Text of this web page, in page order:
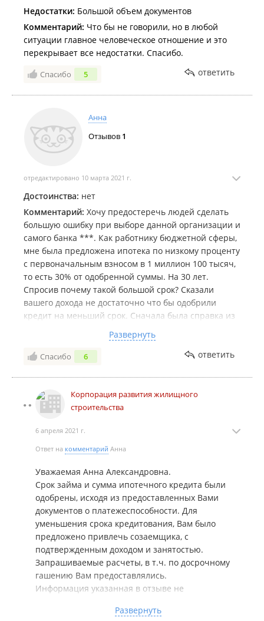
Недостатки: Большой объем документов
Комментарий: Что бы не говорили, но в любой
ситуации главное человеческое отношение и это
перекрывает все недостатки. Спасибо.
Спасибо 5 ответить
Анна
Отзывов 1
отредактировано 10 марта 2021 г.
Достоинства: нет
Комментарий: Хочу предостеречь людей сделать
большую ошибку при выборе данной организации и
самого банка ***. Как работнику бюджетной сферы,
мне была предложена ипотека по низкому проценту
с первоначальным взносом в 1 миллион 100 тысяч,
то есть 30% от одобренной суммы. На 30 лет.
Спросив почему такой большой срок? Сказали
вашего дохода не достаточно что бы одобрили
кредит на меньший срок. Сначала была справка из
примерно на 10 тысяч больше, и средняя
ежемесячная зп около 55 тысяч, но расчёт по
на 30 лет! Позвонив в КРЖС и *** спросив на
сколько может уменьшится срок кредита при
внесении определëнной суммы, сказав даже год и
Сказали что у них программа не рассчитывает срок
уменьшения кредита. То есть одобренный кредит,
сумму первоначального взноса, ежемясячный
платëж, и самое главное самый максимальный срок
их программа рассчитывает! А на сколько
уменьшится срок кредита при досрочном платеже
нет! Возмущению моему нет предела. Хочу
предостеречь людей, особенно кто трудится в
бюджетной сфере и в гос учреждениях. Не ведитесь
на эти две компании! Не ведитесь на эти низкие
проценты! Они не оплатой возьмут, так
максимальным сроком! Да ещё и замучаетесь
вносить досрочные платежи что бы снизить срок
выплату ипотеки только с гос поддержкой.
Развернуть
Спасибо 6 ответить
Корпорация развития жилищного
строительства
6 апреля 2021 г.
Ответ на комментарий Анна
Уважаемая Анна Александровна.
Срок займа и сумма ипотечного кредита были
одобрены, исходя из предоставленных Вами
документов о платежеспособности. Для
уменьшения срока кредитования, Вам было
предложено привлечь созаемщика, с
подтвержденным доходом и занятостью.
Запрашиваемые расчеты, в т.ч. по досрочному
гашению Вам предоставлялись.
Информация указанная в отзыве не
вашего дохода, ни в части размера одобренного
Развернуть